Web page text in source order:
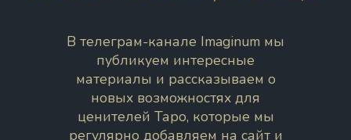
В телеграм-канале Imaginum мы
публикуем интересные
материалы и рассказываем о
новых возможностях для
ценителей Таро, которые мы
регулярно добавляем на сайт и